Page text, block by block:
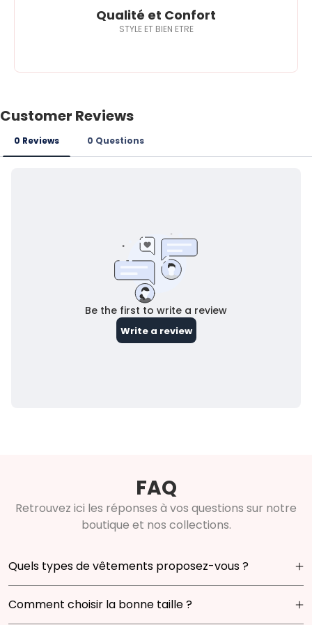
Qualité et Confort
STYLE ET BIEN ETRE
FAQ
Retrouvez ici les réponses à vos questions sur notre
boutique et nos collections.
Quels types de vêtements proposez-vous ?
vêtements pour enfants de 0 à 14 ans. Vous y
Comment choisir la bonne taille ?